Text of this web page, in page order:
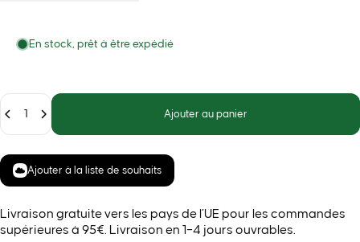
En stock, prêt à être expédié
Quantité
Ajouter au panier
Ajouter à la liste de souhaits
Livraison gratuite vers les pays de l’UE pour les commandes
supérieures à 95€. Livraison en 1–4 jours ouvrables.